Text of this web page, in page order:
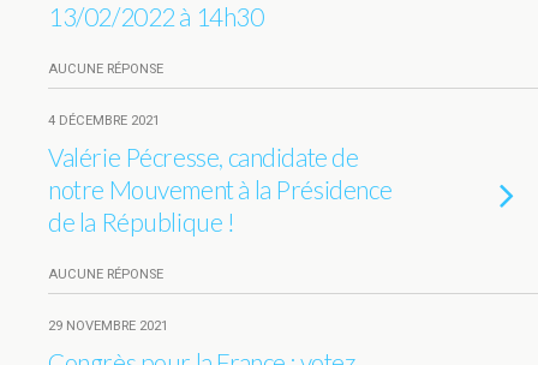
13/02/2022 à 14h30
AUCUNE RÉPONSE
4 DÉCEMBRE 2021
Valérie Pécresse, candidate de
notre Mouvement à la Présidence
de la République !
AUCUNE RÉPONSE
29 NOVEMBRE 2021